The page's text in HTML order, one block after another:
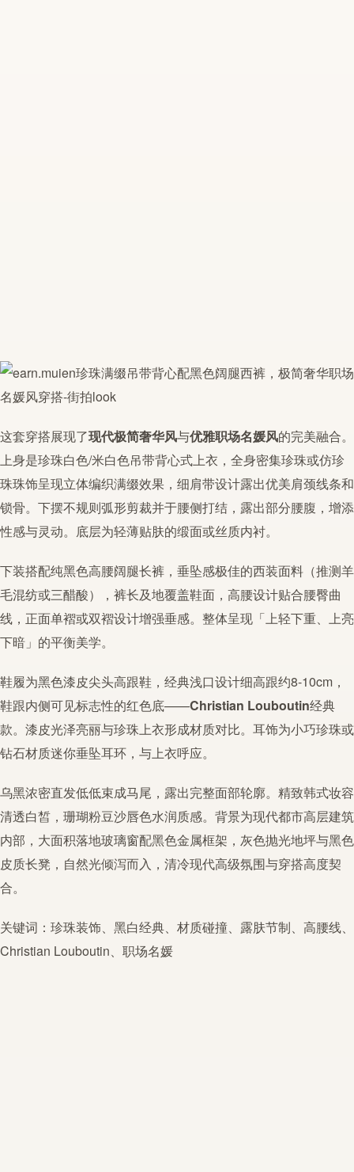
这套穿搭展现了现代极简奢华风与优雅职场名媛风的完美融合。
上身是珍珠白色/米白色吊带背心式上衣，全身密集珍珠或仿珍
珠珠饰呈现立体编织满缀效果，细肩带设计露出优美肩颈线条和
锁骨。下摆不规则弧形剪裁并于腰侧打结，露出部分腰腹，增添
性感与灵动。底层为轻薄贴肤的缎面或丝质内衬。
下装搭配纯黑色高腰阔腿长裤，垂坠感极佳的西装面料（推测羊
毛混纺或三醋酸），裤长及地覆盖鞋面，高腰设计贴合腰臀曲
线，正面单褶或双褶设计增强垂感。整体呈现「上轻下重、上亮
下暗」的平衡美学。
鞋履为黑色漆皮尖头高跟鞋，经典浅口设计细高跟约8-10cm，
鞋跟内侧可见标志性的红色底——Christian Louboutin经典
款。漆皮光泽亮丽与珍珠上衣形成材质对比。耳饰为小巧珍珠或
钻石材质迷你垂坠耳环，与上衣呼应。
乌黑浓密直发低低束成马尾，露出完整面部轮廓。精致韩式妆容
清透白皙，珊瑚粉豆沙唇色水润质感。背景为现代都市高层建筑
内部，大面积落地玻璃窗配黑色金属框架，灰色抛光地坪与黑色
皮质长凳，自然光倾泻而入，清冷现代高级氛围与穿搭高度契
合。
关键词：珍珠装饰、黑白经典、材质碰撞、露肤节制、高腰线、
Christian Louboutin、职场名媛